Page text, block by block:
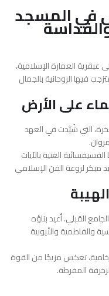
فيالمسجد
عبقرية العمارة الإسلامية،
فيها الروحانية بالجمال
على الأرض
، التي شُيّدت في العهد
.
الغنية بالآيات
مبكر لروعة الفن الإسلامي
الجامع القبلي. أعيد بناؤه
والفاطمية والأيوبية
تعكس مزيجًا من القوة
المفرطة.